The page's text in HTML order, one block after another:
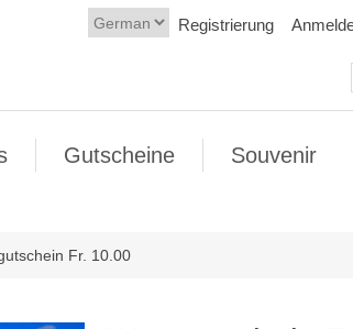
Registrierung
Gutscheine Souvenir
Fr. 10.00